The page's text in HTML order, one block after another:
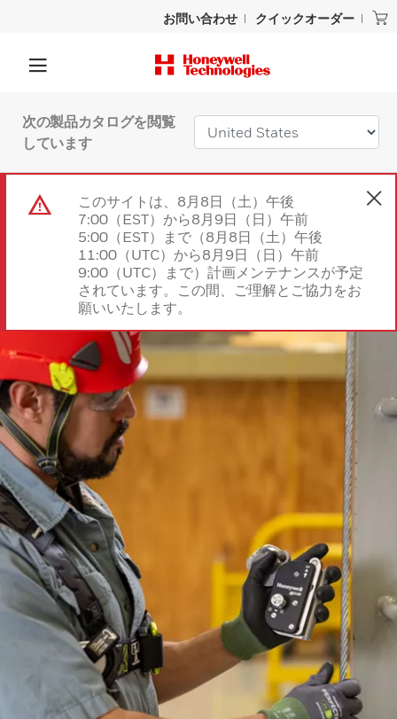
お問い合わせ クイックオーダー
次の製品カタログを閲覧
しています
このサイトは、8月8日（土）午後
7:00（EST）から8月9日（日）午前
5:00（EST）まで（8月8日（土）午後
11:00（UTC）から8月9日（日）午前
9:00（UTC）まで）計画メンテナンスが予定
されています。この間、ご理解とご協力をお
願いいたします。